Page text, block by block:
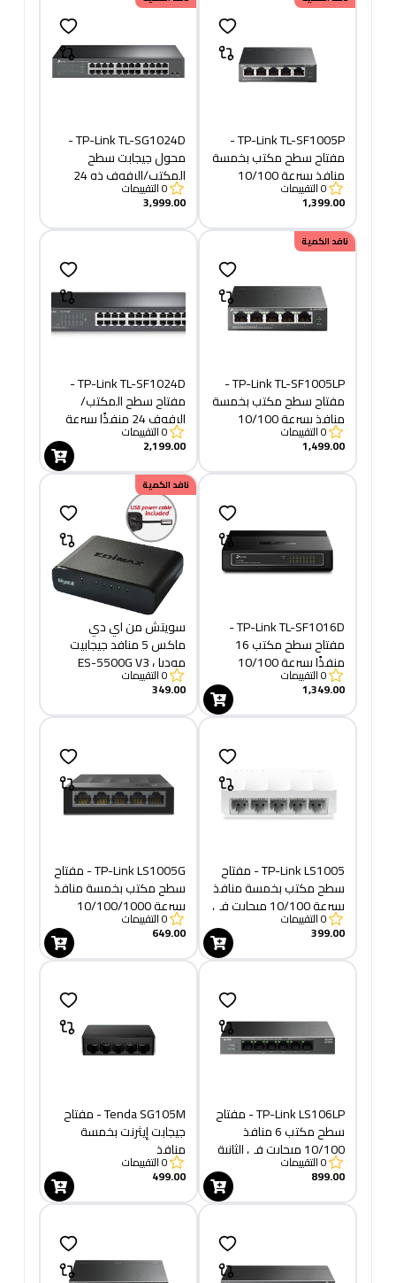
TP-Link TL-SF1005P -
مفتاح سطح مكتب بخمسة
منافذ بسرعة 10/100
منافذ PoE+
0التقييمات
1,399.00
TP-Link TL-SG1024D -
محول جيجابت سطح
المكتب/الرفوف ذو 24
منفذًا
0التقييمات
3,999.00
نافد الكمية
TP-Link TL-SF1005LP -
مفتاح سطح مكتب بخمسة
منافذ بسرعة 10/100
منافذ PoE
0التقييمات
1,499.00
TP-Link TL-SF1024D -
مفتاح سطح المكتب/
الرفوف 24 منفذًا بسرعة
10/100 ميجابت في الثانية
0التقييمات
2,199.00
TP-Link TL-SF1016D -
مفتاح سطح مكتب 16
منفذًا بسرعة 10/100
ميجابت في الثانية
0التقييمات
1,349.00
نافد الكمية
سويتش من اي دي
ماكس 5 منافد جيجابيت
موديل ES-5500G V3
0التقييمات
349.00
TP-Link LS1005 - مفتاح
سطح مكتب بخمسة منافذ
بسرعة 10/100 ميجابت في
الثانية
0التقييمات
399.00
TP-Link LS1005G - مفتاح
سطح مكتب بخمسة منافذ
بسرعة 10/100/1000
ميجابت في الثانية
0التقييمات
649.00
TP-Link LS106LP - مفتاح
سطح مكتب 6 منافذ
10/100 ميجابت في الثانية
مع 4 منافذ PoE0التقييمات
899.00
Tenda SG105M - مفتاح
جيجابت إيثرنت بخمسة
منافذ
0التقييمات
499.00